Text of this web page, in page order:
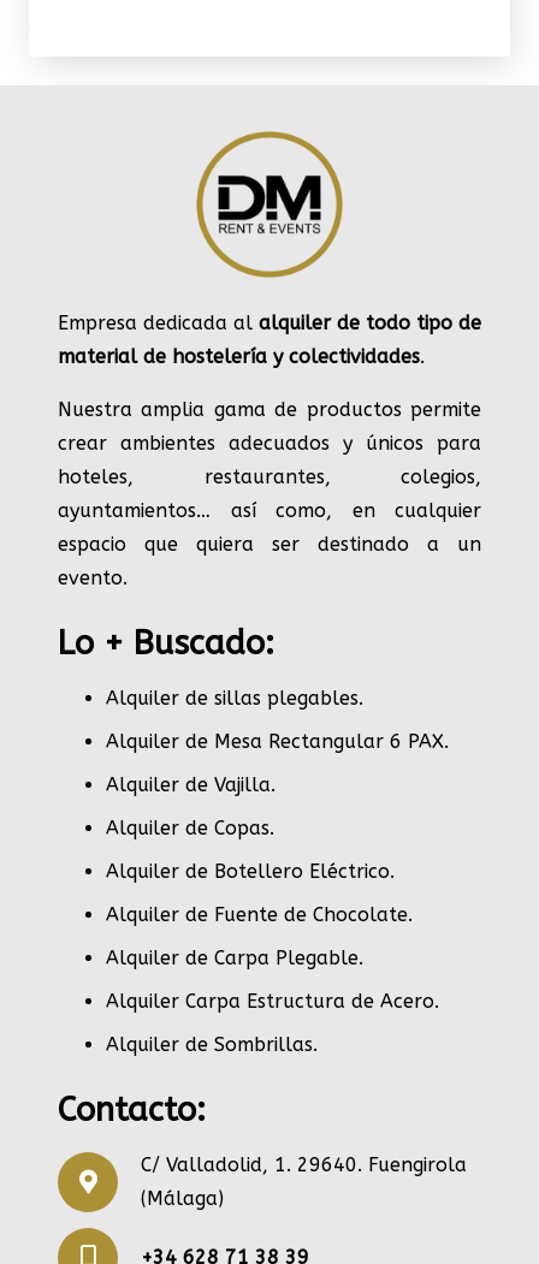
Empresa dedicada al alquiler de todo tipo de
material de hostelería y colectividades.
Nuestra amplia gama de productos permite
crear ambientes adecuados y únicos para
hoteles, restaurantes, colegios,
ayuntamientos… así como, en cualquier
espacio que quiera ser destinado a un
evento.
Lo + Buscado:
Alquiler de sillas plegables.
Alquiler de Mesa Rectangular 6 PAX.
Alquiler de Vajilla.
Alquiler de Copas.
Alquiler de Botellero Eléctrico.
Alquiler de Fuente de Chocolate.
Alquiler de Carpa Plegable.
Alquiler Carpa Estructura de Acero.
Alquiler de Sombrillas.
Contacto:
C/ Valladolid, 1. 29640. Fuengirola
(Málaga)
+34 628 71 38 39